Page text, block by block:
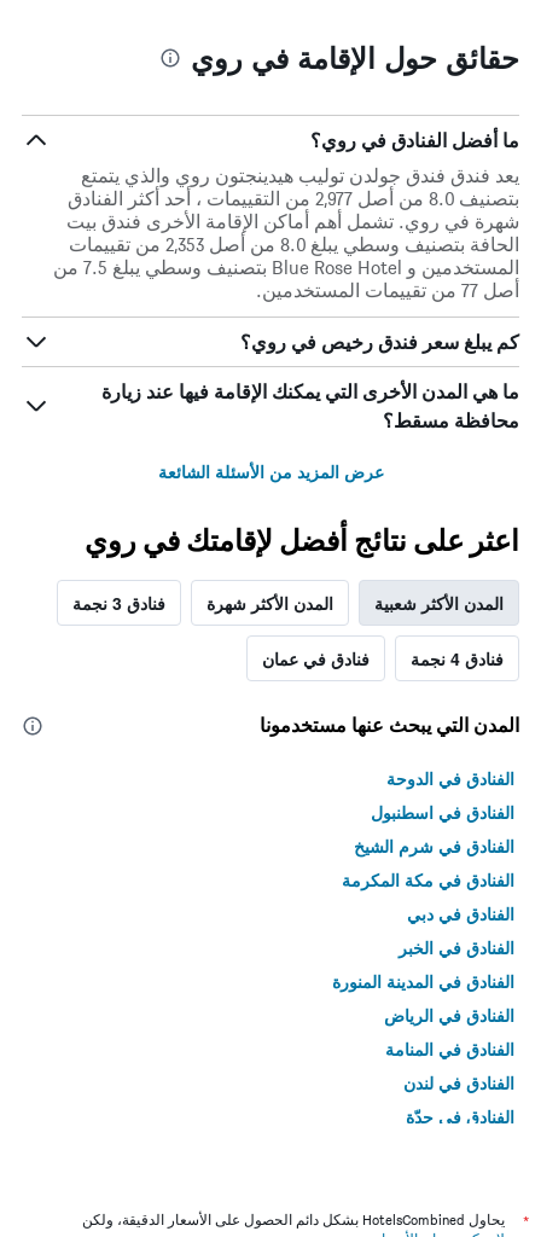
حقائق حول الإقامة في روي
ما أفضل الفنادق في روي؟
يعد فندق فندق جولدن توليب هيدينجتون روي والذي يتمتع
بتصنيف 8.0 من أصل 2,977 من التقييمات ، أحد أكثر الفنادق
شهرة في روي. تشمل أهم أماكن الإقامة الأخرى فندق بيت
الحافة بتصنيف وسطي يبلغ 8.0 من أصل 2,353 من تقييمات
المستخدمين و Blue Rose Hotel بتصنيف وسطي يبلغ 7.5 من
أصل 77 من تقييمات المستخدمين.
كم يبلغ سعر فندق رخيص في روي؟
ما هي المدن الأخرى التي يمكنك الإقامة فيها عند زيارة
محافظة مسقط؟
عرض المزيد من الأسئلة الشائعة
اعثر على نتائج أفضل لإقامتك في روي
المدن الأكثر شعبية المدن الأكثر شهرة فنادق 3 نجمة
فنادق 4 نجمة فنادق في عمان
المدن التي يبحث عنها مستخدمونا
الفنادق في الدوحة
الفنادق في اسطنبول
الفنادق في شرم الشيخ
الفنادق في مكة المكرمة
الفنادق في دبي
الفنادق في الخبر
الفنادق في المدينة المنورة
الفنادق في الرياض
الفنادق في المنامة
الفنادق في لندن
الفنادق في جدّة
*
يحاول HotelsCombined بشكل دائم الحصول على الأسعار الدقيقة، ولكن